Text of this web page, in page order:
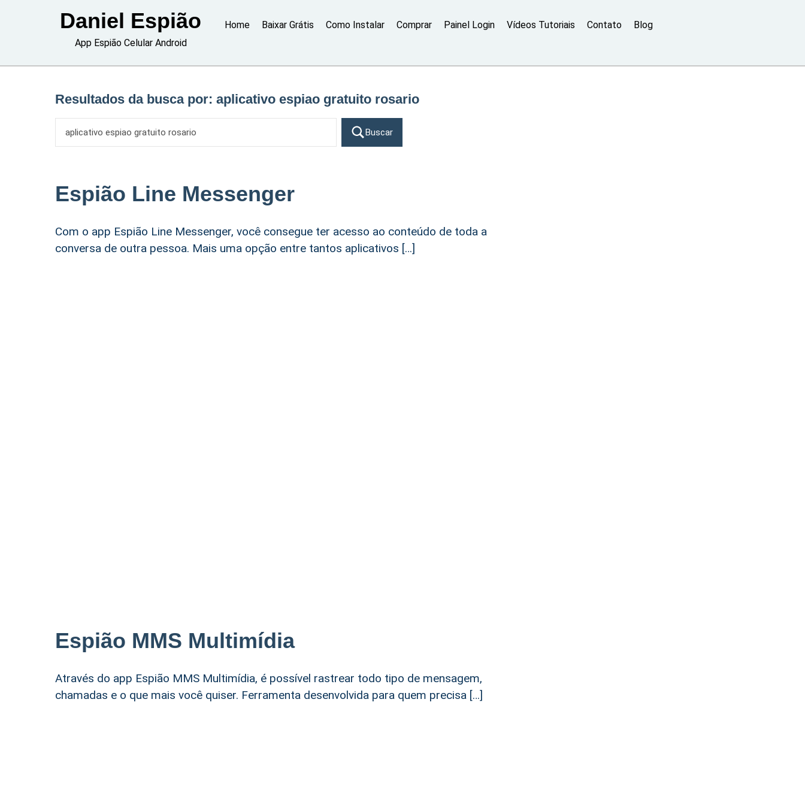
Daniel Espião
App Espião Celular Android
Home Baixar Grátis Como Instalar Comprar Painel Login Vídeos Tutoriais Contato Blog
Resultados da busca por: aplicativo espiao gratuito rosario
Buscar
Espião Line Messenger
Com o app Espião Line Messenger, você consegue ter acesso ao conteúdo de toda a
conversa de outra pessoa. Mais uma opção entre tantos aplicativos […]
Espião MMS Multimídia
Através do app Espião MMS Multimídia, é possível rastrear todo tipo de mensagem,
chamadas e o que mais você quiser. Ferramenta desenvolvida para quem precisa […]